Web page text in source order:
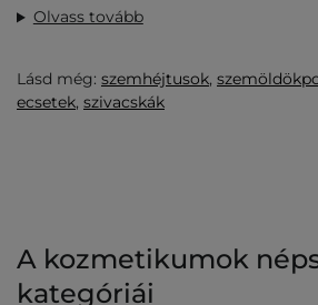
Olvass tovább
Lásd még: szemhéjtusok,
ecsetek, szivacskák
A kozmetikumok
kategóriái